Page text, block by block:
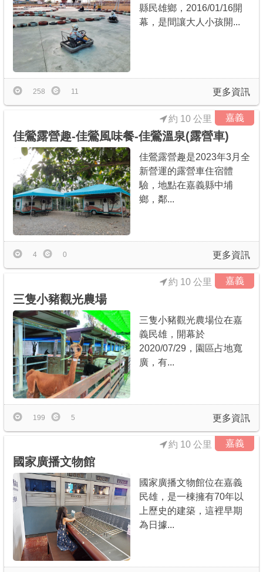
縣民雄鄉，2016/01/16開
幕，是間讓大人小孩開...
更多資訊
258 11
嘉義
約 10 公里
佳鶯露營趣-佳鶯風味餐-佳鶯溫泉(露營車)
佳鶯露營趣是2023年3月全
新營運的露營車住宿體
驗，地點在嘉義縣中埔
鄉，鄰...
更多資訊
4 0
嘉義
約 10 公里
三隻小豬觀光農場
三隻小豬觀光農場位在嘉
義民雄，開幕於
2020/07/29，園區占地寬
廣，有...
更多資訊
199 5
嘉義
約 10 公里
國家廣播文物館
國家廣播文物館位在嘉義
民雄，是一棟擁有70年以
上歷史的建築，這裡早期
為日據...